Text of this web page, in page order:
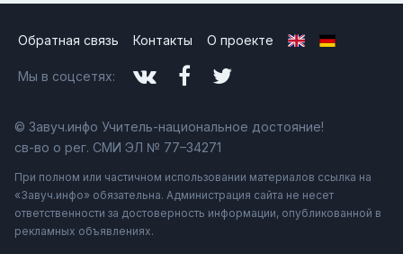
Обратная связь Контакты О проекте
Мы в соцсетях:
© Завуч.инфо Учитель-национальное достояние!
св-во о рег. СМИ ЭЛ № 77–34271
При полном или частичном использовании материалов ссылка на
«Завуч.инфо» обязательна. Администрация сайта не несет
ответственности за достоверность информации, опубликованной в
рекламных объявлениях.